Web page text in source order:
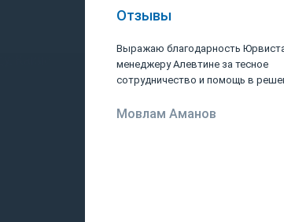
Отзывы
Выражаю благодарность
менеджеру Алевтине за тесное
сотрудничество и помощь в
Мовлам Аманов